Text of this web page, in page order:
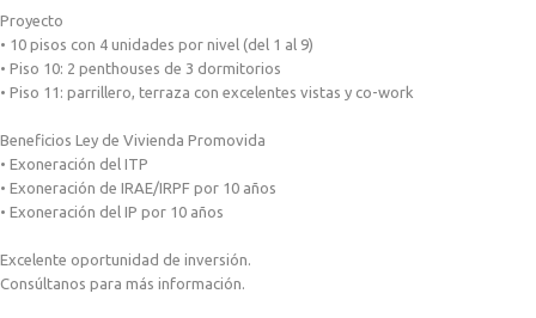
Proyecto
• 10 pisos con 4 unidades por nivel (del 1 al 9)
• Piso 10: 2 penthouses de 3 dormitorios
• Piso 11: parrillero, terraza con excelentes vistas y co-work
Beneficios Ley de Vivienda Promovida
• Exoneración del ITP
• Exoneración de IRAE/IRPF por 10 años
• Exoneración del IP por 10 años
Excelente oportunidad de inversión.
Consúltanos para más información.